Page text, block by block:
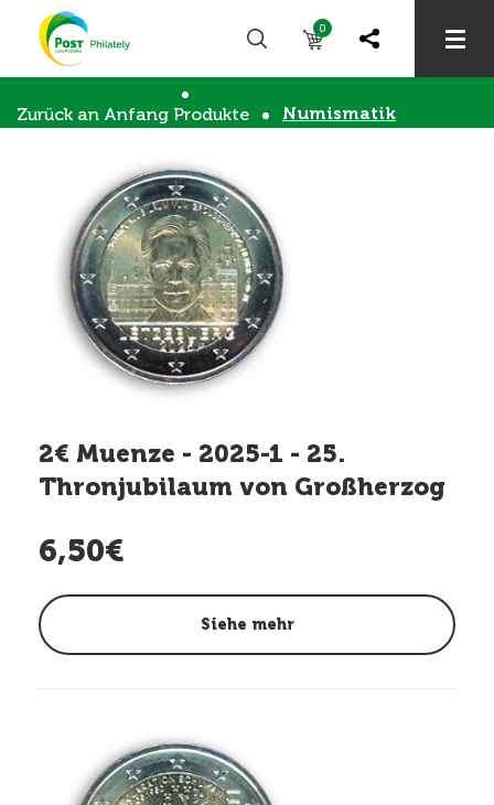
0
Zurück an Anfang Produkte Numismatik
2€ Muenze - 2025-1 - 25.
Thronjubilaum von Großherzog
6,50€
Siehe mehr